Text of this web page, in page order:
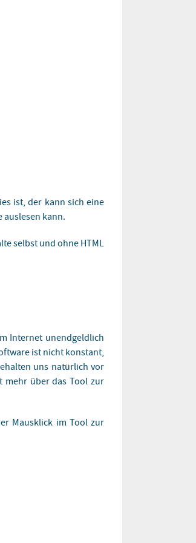
ist, der kann sich eine
auslesen kann.
selbst und ohne HTML
Internet unendgeldlich
ist nicht konstant,
uns natürlich vor
mehr über das Tool zur
Mausklick im Tool zur